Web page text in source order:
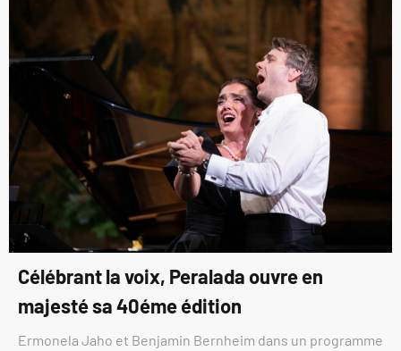
Célébrant la voix, Peralada ouvre en
majesté sa 40éme édition
Ermonela Jaho et Benjamin Bernheim dans un programme